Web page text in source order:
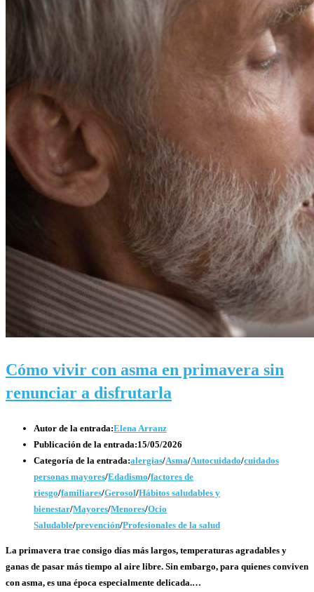
Cómo vivir con asma en primavera sin
renunciar a disfrutarla
Autor de la entrada:Elena Arranz
Publicación de la entrada:15/05/2026
Categoría de la entrada:alergias/Asma/Autocuidado/cuidados
personas mayores/Edadismo/factores de
riesgo/familiares/Gerosol/Hábitos saludables y
bienestar/Mayores/Menores/Ocio
Saludable/prevención/Profesionales de la salud
La primavera trae consigo días más largos, temperaturas agradables y
ganas de pasar más tiempo al aire libre. Sin embargo, para quienes conviven
con asma, es una época especialmente delicada.…